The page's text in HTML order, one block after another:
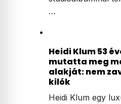
…
Heidi Klum 53
mutatta meg
alakját: nem
kilók
Heidi Klum egy